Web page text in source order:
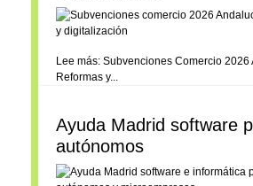
Lee más: Subvenciones Comercio 2026
Reformas y...
Ayuda Madrid software
autónomos